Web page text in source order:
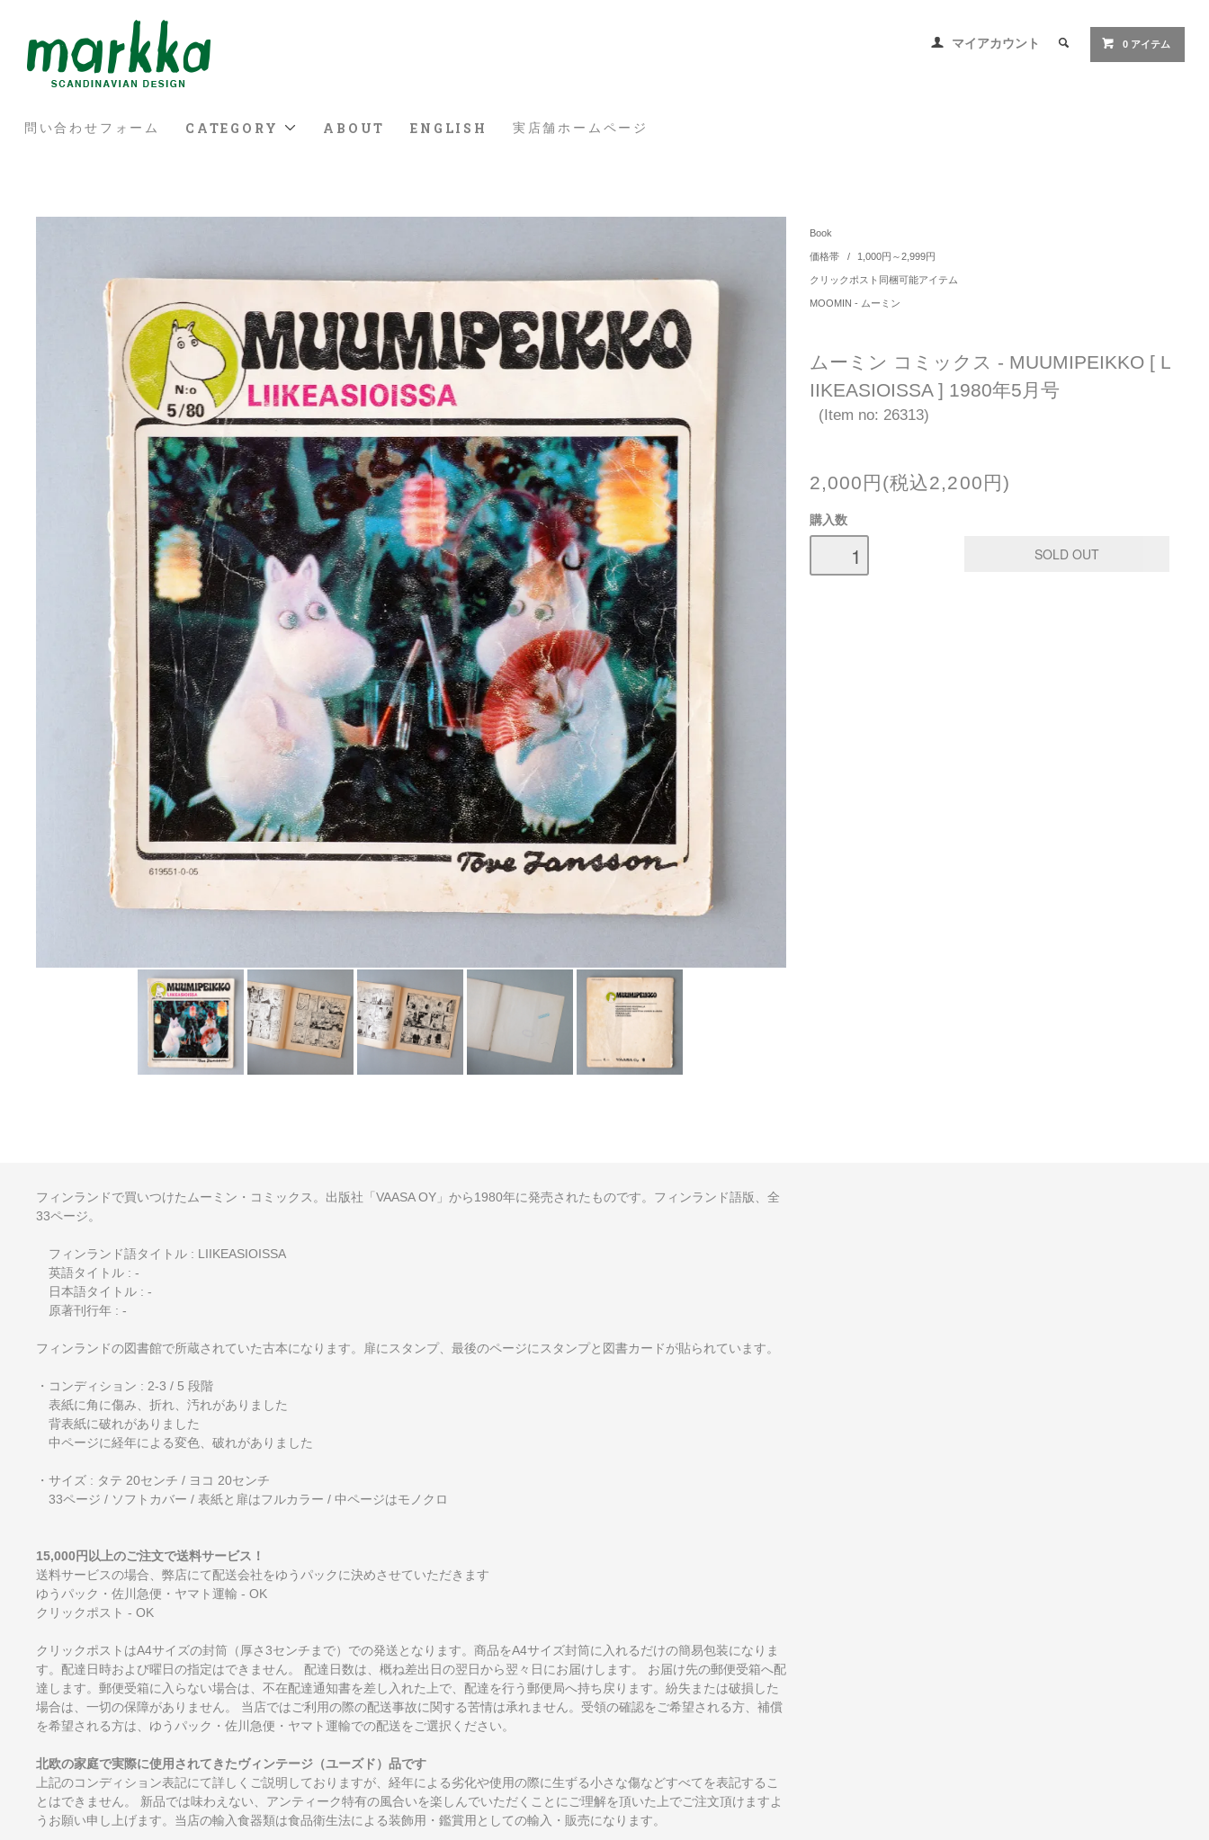
マイアカウント 0 アイテム
問い合わせフォーム CATEGORY ABOUT ENGLISH 実店舗ホームページ
Book
価格帯 / 1,000円～2,999円
クリックポスト同梱可能アイテム
MOOMIN - ムーミン
ムーミン コミックス - MUUMIPEIKKO [ L
IIKEASIOISSA ] 1980年5月号
(Item no: 26313)
2,000円(税込2,200円)
購入数
フィンランドで買いつけたムーミン・コミックス。出版社「VAASA OY」から1980年に発売されたものです。フィンランド語版、全
33ページ。
フィンランド語タイトル : LIIKEASIOISSA
英語タイトル : -
日本語タイトル : -
原著刊行年 : -
フィンランドの図書館で所蔵されていた古本になります。扉にスタンプ、最後のページにスタンプと図書カードが貼られています。
・コンディション : 2-3 / 5 段階
表紙に角に傷み、折れ、汚れがありました
背表紙に破れがありました
中ページに経年による変色、破れがありました
・サイズ : タテ 20センチ / ヨコ 20センチ
33ページ / ソフトカバー / 表紙と扉はフルカラー / 中ページはモノクロ
15,000円以上のご注文で送料サービス！
送料サービスの場合、弊店にて配送会社をゆうパックに決めさせていただきます
ゆうパック・佐川急便・ヤマト運輸 - OK
クリックポスト - OK
クリックポストはA4サイズの封筒（厚さ3センチまで）での発送となります。商品をA4サイズ封筒に入れるだけの簡易包装になりま
す。配達日時および曜日の指定はできません。 配達日数は、概ね差出日の翌日から翌々日にお届けします。 お届け先の郵便受箱へ配
達します。郵便受箱に入らない場合は、不在配達通知書を差し入れた上で、配達を行う郵便局へ持ち戻ります。紛失または破損した
場合は、一切の保障がありません。 当店ではご利用の際の配送事故に関する苦情は承れません。受領の確認をご希望される方、補償
を希望される方は、ゆうパック・佐川急便・ヤマト運輸での配送をご選択ください。
北欧の家庭で実際に使用されてきたヴィンテージ（ユーズド）品です
上記のコンディション表記にて詳しくご説明しておりますが、経年による劣化や使用の際に生ずる小さな傷などすべてを表記するこ
とはできません。 新品では味わえない、アンティーク特有の風合いを楽しんでいただくことにご理解を頂いた上でご注文頂けますよ
うお願い申し上げます。当店の輸入食器類は食品衛生法による装飾用・鑑賞用としての輸入・販売になります。